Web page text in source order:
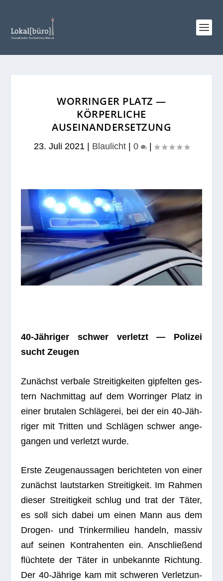
WORRINGER PLATZ —
KÖRPERLICHE
AUSEINANDERSETZUNG
23. Juli 2021 Blaulicht 0
40-Jäh­ri­ger schwer ver­letzt — Poli­zei
sucht Zeugen
Zunächst ver­bale Strei­tig­kei­ten gip­fel­ten ges­
tern Nach­mit­tag auf dem Worrin­ger Platz in
einer bru­ta­len Schlä­ge­rei, bei der ein 40-Jäh­
ri­ger mit Trit­ten und Schlä­gen schwer ange­
gan­gen und ver­letzt wurde.
Erste Zeu­gen­aus­sa­gen berich­te­ten von einer
zunächst laut­star­ken Strei­tig­keit. Im Rah­men
die­ser Strei­tig­keit schlug und trat der Täter,
es soll sich dabei um einen Mann aus dem
Dro­gen- und Trin­ker­mi­lieu han­deln, mas­siv
auf sei­nen Kon­tra­hen­ten ein. Anschlie­ßend
flüch­tete der Täter in unbe­kannte Rich­tung.
Der 40-Jäh­rige kam mit schwe­ren Ver­let­zun­